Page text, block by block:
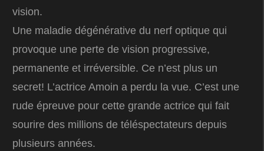
vision.
Une maladie dégénérative du nerf optique qui
provoque une perte de vision progressive,
permanente et irréversible. Ce n’est plus un
secret! L’actrice Amoin a perdu la vue. C’est une
rude épreuve pour cette grande actrice qui fait
sourire des millions de téléspectateurs depuis
plusieurs années.